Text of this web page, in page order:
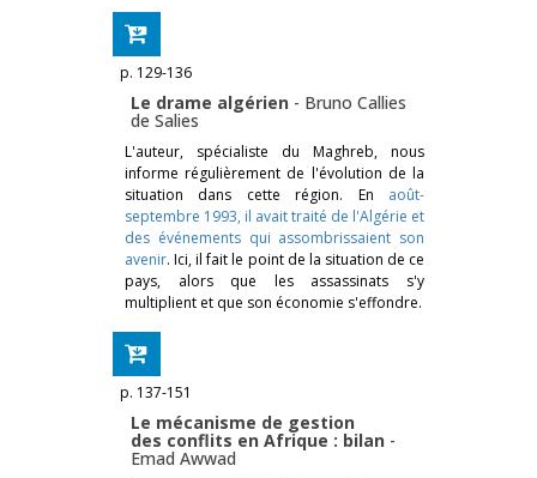
p. 129-136
Le drame algérien - Bruno Callies
de Salies
L'auteur, spécialiste du Maghreb, nous
informe régulièrement de l'évolution de la
situation dans cette région. En août-
septembre 1993, il avait traité de l'Algérie et
des événements qui assombrissaient son
avenir. Ici, il fait le point de la situation de ce
pays, alors que les assassinats s'y
multiplient et que son économie s'effondre.
p. 137-151
Le mécanisme de gestion
des conflits en Afrique : bilan -
Emad Awwad